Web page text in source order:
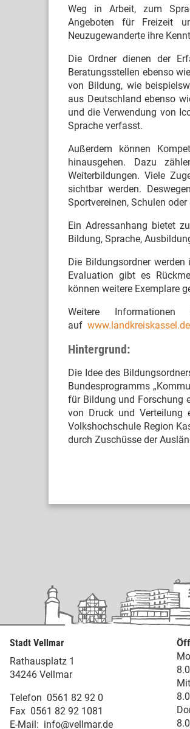
Weg in Arbeit, zum
Angeboten für Freizeit
Neuzugewanderte ihre
Die Ordner dienen der
Beratungsstellen ebenso
von Bildung, wie
aus Deutschland ebenso
und die Verwendung von
Sprache verfasst.
Außerdem können
hinausgehen. Dazu
Weiterbildungen. Viele
sichtbar werden.
Sportvereinen, Schulen
Ein Adressanhang bietet
Bildung, Sprache,
Die Bildungsordner
Evaluation gibt es
können weitere Exemplare
Weitere
auf
Hintergrund:
Die Idee des
Bundesprogramms
für Bildung und Forschung
von Druck und
Volkshochschule Region
durch Zuschüsse der
Stadt Vellmar
Rathausplatz 1
34246 Vellmar
Telefon 0561 82 92 0
Fax 0561 82 92 1081
E-Mail: info@vellmar.de